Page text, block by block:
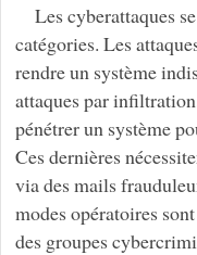
Les cyberattaques
catégories. Les
rendre un système
attaques par
pénétrer un système
Ces dernières
via des mails
modes opératoires
des groupes